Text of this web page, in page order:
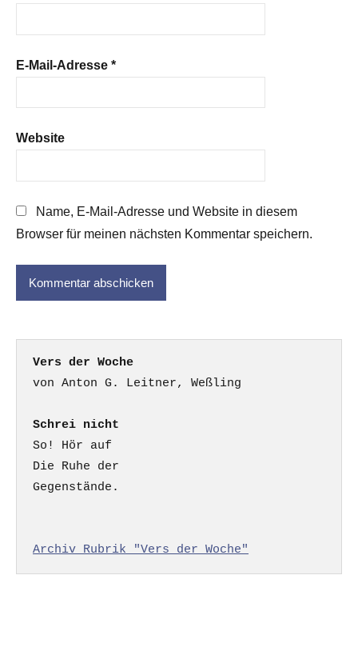
E-Mail-Adresse *
Website
Name, E-Mail-Adresse und Website in diesem
Browser für meinen nächsten Kommentar speichern.
Vers der Woche
Schrei nicht
So! Hör auf
Die Ruhe der
Gegenstände.
Archiv Rubrik "Vers der Woche"